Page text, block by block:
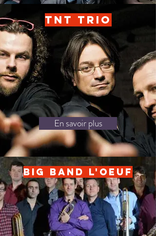
TNT Trio
En savoir plus
Big band l'Oeuf